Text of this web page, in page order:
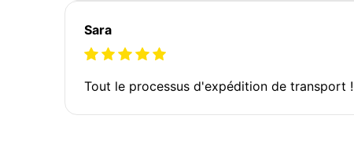
Sara
Tout le processus d'expédition de transport !